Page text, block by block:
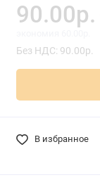
90.00р.
Без НДС: 90.00р.
В избранное